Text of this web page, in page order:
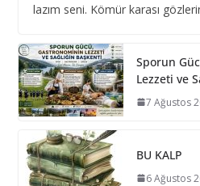
lazım seni. Kömür karası
Sporun
Lezzeti ve
7 Ağustos
BU KALP
6 Ağustos